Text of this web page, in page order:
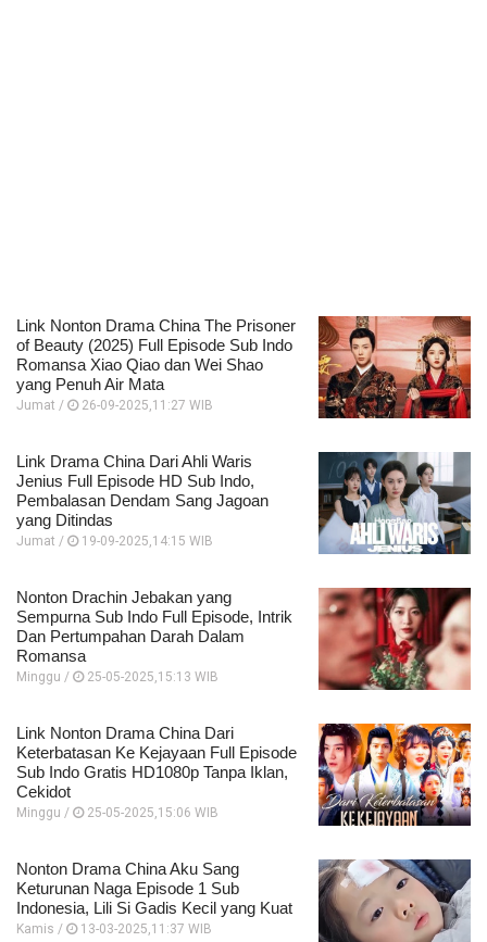
Link Nonton Drama China The Prisoner
of Beauty (2025) Full Episode Sub Indo
Romansa Xiao Qiao dan Wei Shao
yang Penuh Air Mata
Jumat / 26-09-2025,11:27 WIB
Link Drama China Dari Ahli Waris
Jenius Full Episode HD Sub Indo,
Pembalasan Dendam Sang Jagoan
yang Ditindas
Jumat / 19-09-2025,14:15 WIB
Nonton Drachin Jebakan yang
Sempurna Sub Indo Full Episode, Intrik
Dan Pertumpahan Darah Dalam
Romansa
Minggu / 25-05-2025,15:13 WIB
Link Nonton Drama China Dari
Keterbatasan Ke Kejayaan Full Episode
Sub Indo Gratis HD1080p Tanpa Iklan,
Cekidot
Minggu / 25-05-2025,15:06 WIB
Nonton Drama China Aku Sang
Keturunan Naga Episode 1 Sub
Indonesia, Lili Si Gadis Kecil yang Kuat
Kamis / 13-03-2025,11:37 WIB